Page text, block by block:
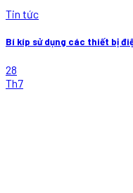
Tin tức
Bí kíp sử dụng các thiết bị
28
Th7